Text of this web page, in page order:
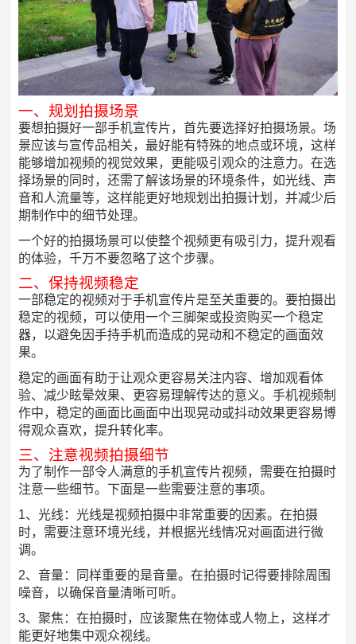
一、规划拍摄场景
要想拍摄好一部手机宣传片，首先要选择好拍摄场景。场
景应该与宣传品相关，最好能有特殊的地点或环境，这样
能够增加视频的视觉效果，更能吸引观众的注意力。在选
择场景的同时，还需了解该场景的环境条件，如光线、声
音和人流量等，这样能更好地规划出拍摄计划，并减少后
期制作中的细节处理。
一个好的拍摄场景可以使整个视频更有吸引力，提升观看
的体验，千万不要忽略了这个步骤。
二、保持视频稳定
一部稳定的视频对于手机宣传片是至关重要的。要拍摄出
稳定的视频，可以使用一个三脚架或投资购买一个稳定
器，以避免因手持手机而造成的晃动和不稳定的画面效
果。
稳定的画面有助于让观众更容易关注内容、增加观看体
验、减少眩晕效果、更容易理解传达的意义。手机视频制
作中，稳定的画面比画面中出现晃动或抖动效果更容易博
得观众喜欢，提升转化率。
三、注意视频拍摄细节
为了制作一部令人满意的手机宣传片视频，需要在拍摄时
注意一些细节。下面是一些需要注意的事项。
1、光线：光线是视频拍摄中非常重要的因素。在拍摄
时，需要注意环境光线，并根据光线情况对画面进行微
调。
2、音量：同样重要的是音量。在拍摄时记得要排除周围
噪音，以确保音量清晰可听。
3、聚焦：在拍摄时，应该聚焦在物体或人物上，这样才
能更好地集中观众视线。